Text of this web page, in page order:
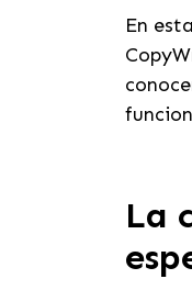
En
La